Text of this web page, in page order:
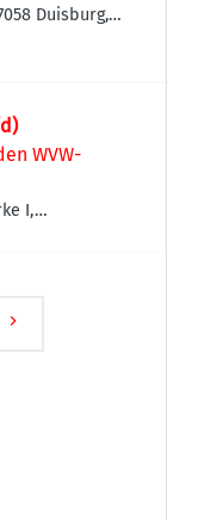
Duisburg,
WVW-
I,